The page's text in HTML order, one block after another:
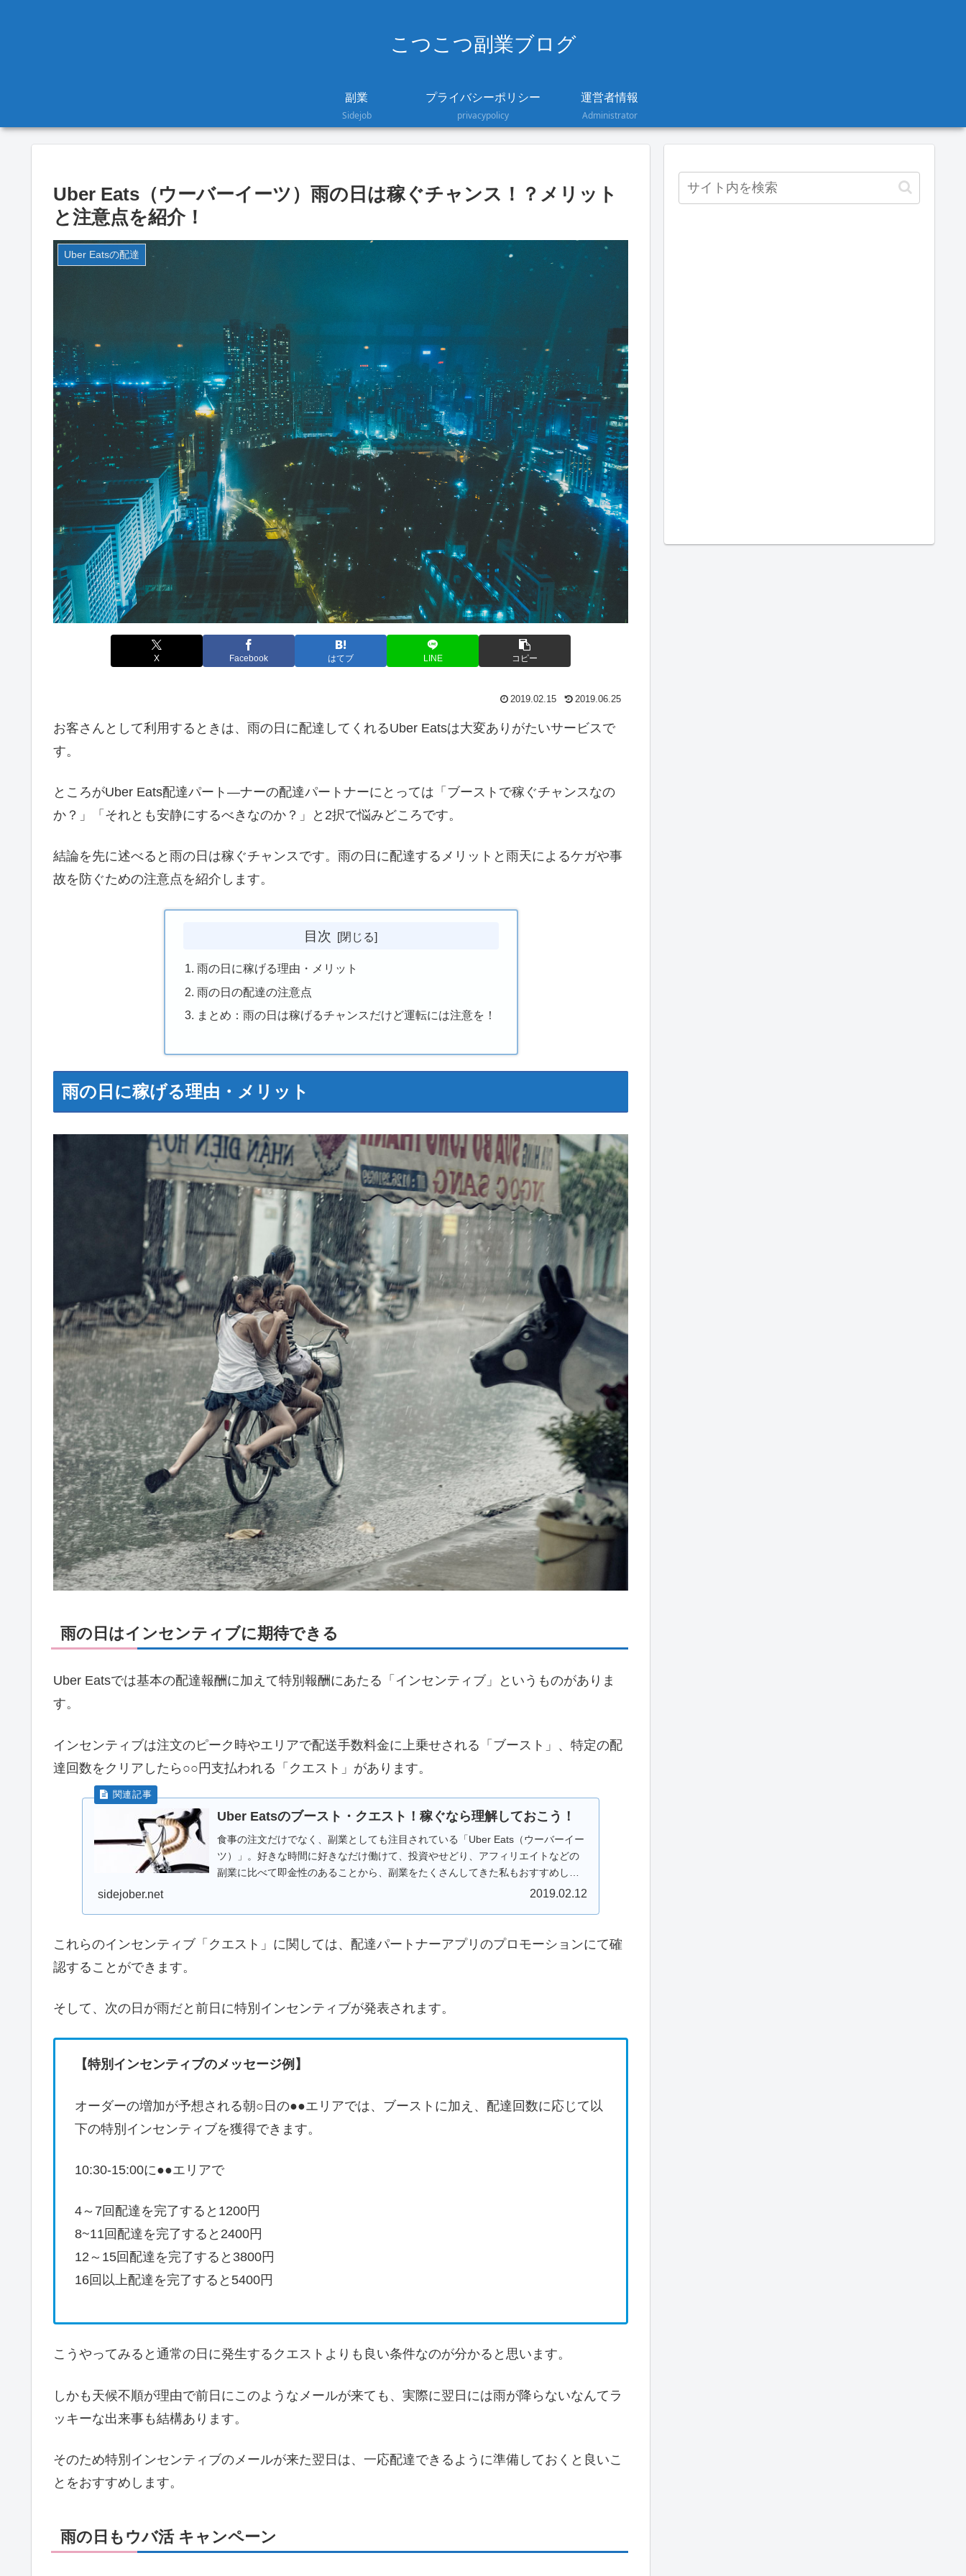
こつこつ副業ブログ
副業
Sidejob
プライバシーポリシー
privacypolicy
運営者情報
Administrator
Uber Eats（ウーバーイーツ）雨の日は稼ぐチャンス！？メリット
と注意点を紹介！
Uber Eatsの配達
X Facebook はてブ LINE コピー
2019.02.15 2019.06.25
お客さんとして利用するときは、雨の日に配達してくれるUber Eatsは大変ありがたいサービスで
す。
ところがUber Eats配達パート―ナーの配達パートナーにとっては「ブーストで稼ぐチャンスなの
か？」「それとも安静にするべきなのか？」と2択で悩みどころです。
結論を先に述べると雨の日は稼ぐチャンスです。雨の日に配達するメリットと雨天によるケガや事
故を防ぐための注意点を紹介します。
目次
雨の日に稼げる理由・メリット
雨の日の配達の注意点
まとめ：雨の日は稼げるチャンスだけど運転には注意を！
雨の日に稼げる理由・メリット
雨の日はインセンティブに期待できる
Uber Eatsでは基本の配達報酬に加えて特別報酬にあたる「インセンティブ」というものがありま
す。
インセンティブは注文のピーク時やエリアで配送手数料金に上乗せされる「ブースト」、特定の配
達回数をクリアしたら○○円支払われる「クエスト」があります。
Uber Eatsのブースト・クエスト！稼ぐなら理解しておこう！
食事の注文だけでなく、副業としても注目されている「Uber Eats（ウーバーイー
ツ）」。好きな時間に好きなだけ働けて、投資やせどり、アフィリエイトなどの
副業に比べて即金性のあることから、副業をたくさんしてきた私もおすすめして
sidejober.net 2019.02.12
これらのインセンティブ「クエスト」に関しては、配達パートナーアプリのプロモーションにて確
認することができます。
そして、次の日が雨だと前日に特別インセンティブが発表されます。
【特別インセンティブのメッセージ例】
オーダーの増加が予想される朝○日の●●エリアでは、ブーストに加え、配達回数に応じて以
下の特別インセンティブを獲得できます。
10:30-15:00に●●エリアで
4～7回配達を完了すると1200円
8~11回配達を完了すると2400円
12～15回配達を完了すると3800円
16回以上配達を完了すると5400円
こうやってみると通常の日に発生するクエストよりも良い条件なのが分かると思います。
しかも天候不順が理由で前日にこのようなメールが来ても、実際に翌日には雨が降らないなんてラ
ッキーな出来事も結構あります。
そのため特別インセンティブのメールが来た翌日は、一応配達できるように準備しておくと良いこ
とをおすすめします。
雨の日もウバ活 キャンペーン